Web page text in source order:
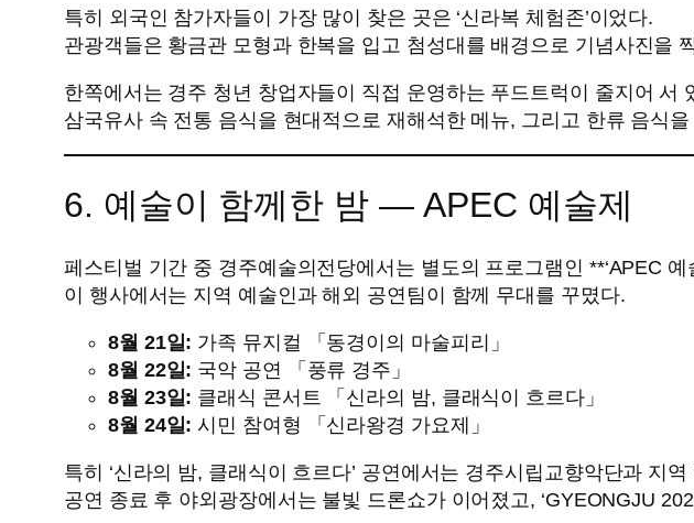
특히 외국인 참가자들이 가장 많이 찾은 곳은 ‘신라복 체험존’이었다.
관광객들은 황금관 모형과 한복을 입고 첨성대를 배경으로 기념사진을
한쪽에서는 경주 청년 창업자들이 직접 운영하는 푸드트럭이 줄지어 서
삼국유사 속 전통 음식을 현대적으로 재해석한 메뉴, 그리고 한류 음식을
6. 예술이 함께한 밤 ― APEC 예술제
페스티벌 기간 중 경주예술의전당에서는 별도의 프로그램인 **‘APEC 예
이 행사에서는 지역 예술인과 해외 공연팀이 함께 무대를 꾸몄다.
8월 21일: 가족 뮤지컬 「동경이의 마술피리」
8월 22일: 국악 공연 「풍류 경주」
8월 23일: 클래식 콘서트 「신라의 밤, 클래식이 흐르다」
8월 24일: 시민 참여형 「신라왕경 가요제」
특히 ‘신라의 밤, 클래식이 흐르다’ 공연에서는 경주시립교향악단과 지
공연 종료 후 야외광장에서는 불빛 드론쇼가 이어졌고, ‘GYEONGJU